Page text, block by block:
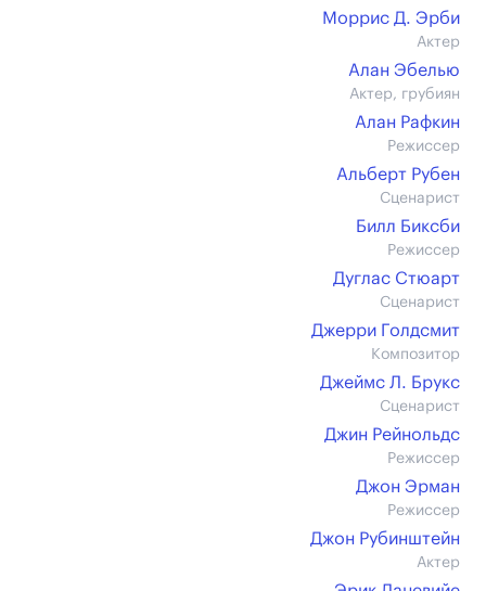
Моррис Д. Эрби
Актер
Алан Эбелью
Актер, грубиян
Алан Рафкин
Режиссер
Альберт Рубен
Сценарист
Билл Биксби
Режиссер
Дуглас Стюарт
Сценарист
Джерри Голдсмит
Композитор
Джеймс Л. Брукс
Сценарист
Джин Рейнольдс
Режиссер
Джон Эрман
Режиссер
Джон Рубинштейн
Актер